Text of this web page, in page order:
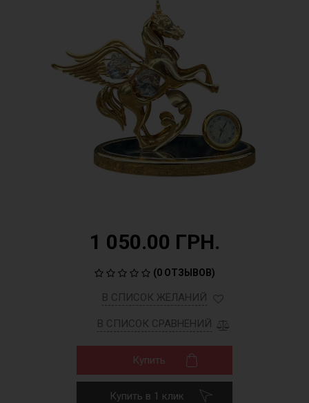
1 050.00 ГРН.
(0 ОТЗЫВОВ)
В СПИСОК ЖЕЛАНИЙ
В СПИСОК СРАВНЕНИЙ
Купить
Купить в 1 клик